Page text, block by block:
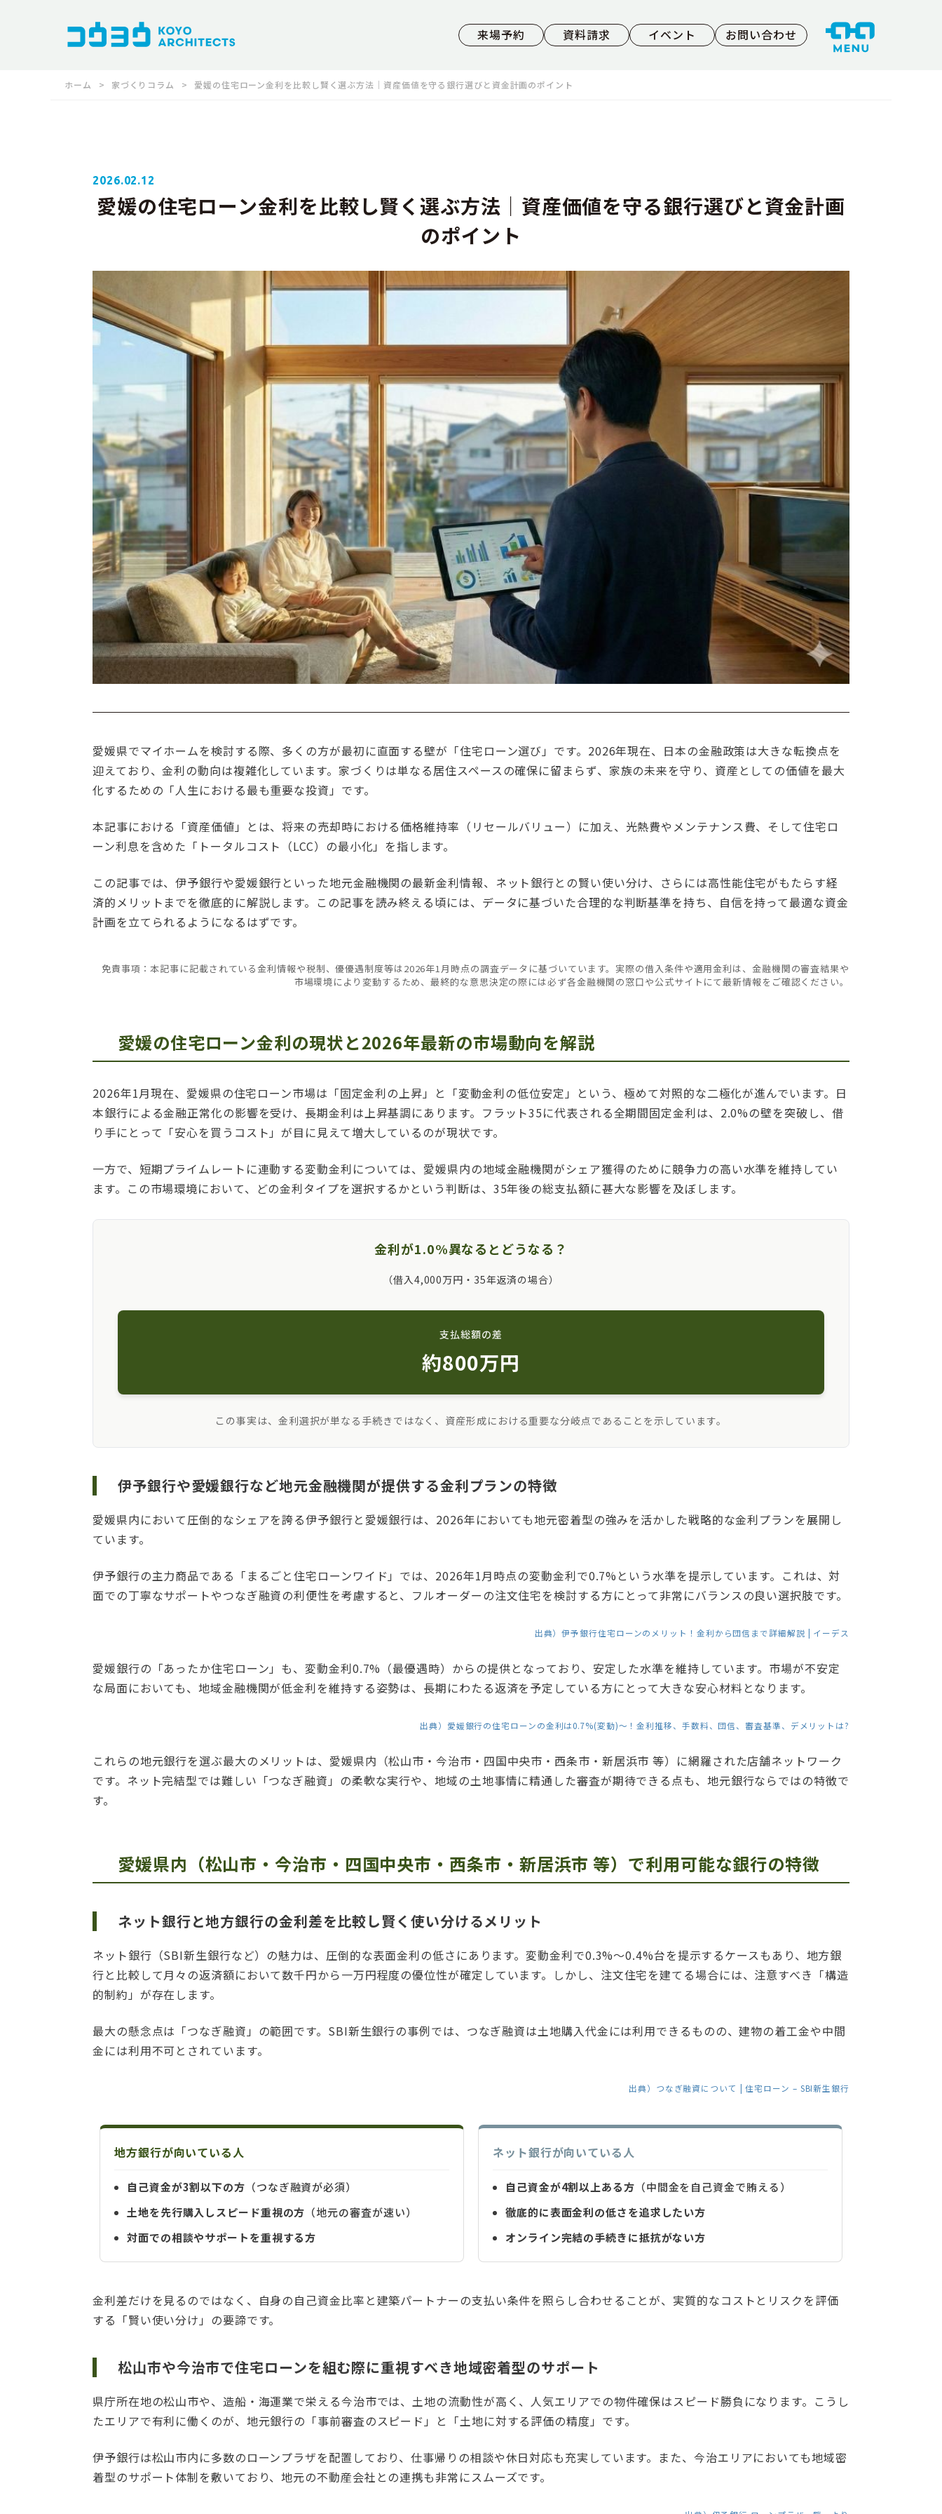
来場予約 資料請求 イベント お問い合わせ
ホーム 家づくりコラム 愛媛の住宅ローン金利を比較し賢く選ぶ方法｜資産価値を守る銀行選びと資金計画のポイント
愛媛の住宅ローン金利を比較し賢く選ぶ方法｜資産価値を守る銀行選びと資金計画
のポイント
2026.02.12
愛媛県でマイホームを検討する際、多くの方が最初に直面する壁が「住宅ローン選び」です。2026年現在、日本の金融政策は大きな転換点を
迎えており、金利の動向は複雑化しています。家づくりは単なる居住スペースの確保に留まらず、家族の未来を守り、資産としての価値を最大
化するための「人生における最も重要な投資」です。
本記事における「資産価値」とは、将来の売却時における価格維持率（リセールバリュー）に加え、光熱費やメンテナンス費、そして住宅ロ
ーン利息を含めた「トータルコスト（LCC）の最小化」を指します。
この記事では、伊予銀行や愛媛銀行といった地元金融機関の最新金利情報、ネット銀行との賢い使い分け、さらには高性能住宅がもたらす経
済的メリットまでを徹底的に解説します。この記事を読み終える頃には、データに基づいた合理的な判断基準を持ち、自信を持って最適な資金
計画を立てられるようになるはずです。
免責事項：本記事に記載されている金利情報や税制、優優遇制度等は2026年1月時点の調査データに基づいています。実際の借入条件や適用金利は、金融機関の審査結果や
市場環境により変動するため、最終的な意思決定の際には必ず各金融機関の窓口や公式サイトにて最新情報をご確認ください。
愛媛の住宅ローン金利の現状と2026年最新の市場動向を解説
2026年1月現在、愛媛県の住宅ローン市場は「固定金利の上昇」と「変動金利の低位安定」という、極めて対照的な二極化が進んでいます。日
本銀行による金融正常化の影響を受け、長期金利は上昇基調にあります。フラット35に代表される全期間固定金利は、2.0%の壁を突破し、借
り手にとって「安心を買うコスト」が目に見えて増大しているのが現状です。
一方で、短期プライムレートに連動する変動金利については、愛媛県内の地域金融機関がシェア獲得のために競争力の高い水準を維持してい
ます。この市場環境において、どの金利タイプを選択するかという判断は、35年後の総支払額に甚大な影響を及ぼします。
金利が1.0%異なるとどうなる？
（借入4,000万円・35年返済の場合）
支払総額の差
約800万円
この事実は、金利選択が単なる手続きではなく、資産形成における重要な分岐点であることを示しています。
伊予銀行や愛媛銀行など地元金融機関が提供する金利プランの特徴
愛媛県内において圧倒的なシェアを誇る伊予銀行と愛媛銀行は、2026年においても地元密着型の強みを活かした戦略的な金利プランを展開し
ています。
伊予銀行の主力商品である「まるごと住宅ローンワイド」では、2026年1月時点の変動金利で0.7%という水準を提示しています。これは、対
面での丁寧なサポートやつなぎ融資の利便性を考慮すると、フルオーダーの注文住宅を検討する方にとって非常にバランスの良い選択肢です。
出典）伊予銀行住宅ローンのメリット！金利から団信まで詳細解説 | イーデス
愛媛銀行の「あったか住宅ローン」も、変動金利0.7%（最優遇時）からの提供となっており、安定した水準を維持しています。市場が不安定
な局面においても、地域金融機関が低金利を維持する姿勢は、長期にわたる返済を予定している方にとって大きな安心材料となります。
出典）愛媛銀行の住宅ローンの金利は0.7%(変動)～！金利推移、手数料、団信、審査基準、デメリットは?
これらの地元銀行を選ぶ最大のメリットは、愛媛県内（松山市・今治市・四国中央市・西条市・新居浜市 等）に網羅された店舗ネットワーク
です。ネット完結型では難しい「つなぎ融資」の柔軟な実行や、地域の土地事情に精通した審査が期待できる点も、地元銀行ならではの特徴で
す。
愛媛県内（松山市・今治市・四国中央市・西条市・新居浜市 等）で利用可能な銀行の特徴
ネット銀行と地方銀行の金利差を比較し賢く使い分けるメリット
ネット銀行（SBI新生銀行など）の魅力は、圧倒的な表面金利の低さにあります。変動金利で0.3%〜0.4%台を提示するケースもあり、地方銀
行と比較して月々の返済額において数千円から一万円程度の優位性が確定しています。しかし、注文住宅を建てる場合には、注意すべき「構造
的制約」が存在します。
最大の懸念点は「つなぎ融資」の範囲です。SBI新生銀行の事例では、つなぎ融資は土地購入代金には利用できるものの、建物の着工金や中間
金には利用不可とされています。
出典）つなぎ融資について | 住宅ローン – SBI新生銀行
地方銀行が向いている人
自己資金が3割以下の方 （つなぎ融資が必須）
土地を先行購入しスピード重視の方 （地元の審査が速い）
対面での相談やサポートを重視する方
ネット銀行が向いている人
自己資金が4割以上ある方 （中間金を自己資金で賄える）
徹底的に表面金利の低さを追求したい方
オンライン完結の手続きに抵抗がない方
金利差だけを見るのではなく、自身の自己資金比率と建築パートナーの支払い条件を照らし合わせることが、実質的なコストとリスクを評価
する「賢い使い分け」の要諦です。
松山市や今治市で住宅ローンを組む際に重視すべき地域密着型のサポート
県庁所在地の松山市や、造船・海運業で栄える今治市では、土地の流動性が高く、人気エリアでの物件確保はスピード勝負になります。こうし
たエリアで有利に働くのが、地元銀行の「事前審査のスピード」と「土地に対する評価の精度」です。
伊予銀行は松山市内に多数のローンプラザを配置しており、仕事帰りの相談や休日対応も充実しています。また、今治エリアにおいても地域密
着型のサポート体制を敷いており、地元の不動産会社との連携も非常にスムーズです。